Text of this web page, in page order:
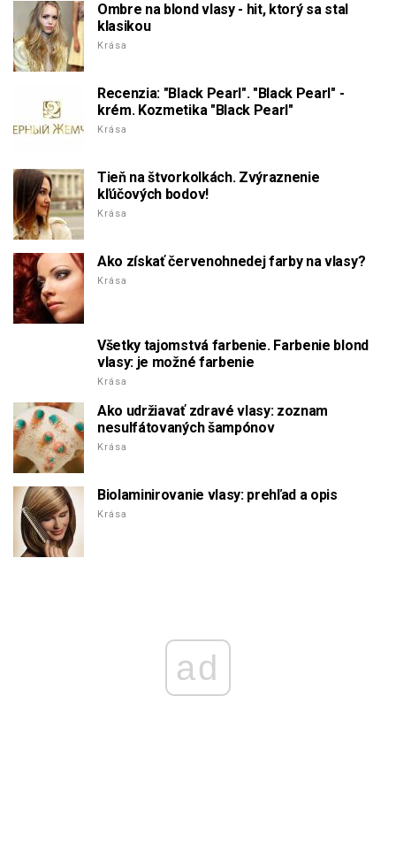
Ombre na blond vlasy - hit, ktorý sa stal
klasikou
Krása
Recenzia: "Black Pearl". "Black Pearl" -
krém. Kozmetika "Black Pearl"
Krása
Tieň na štvorkolkách. Zvýraznenie
kľúčových bodov!
Krása
Ako získať červenohnedej farby na vlasy?
Krása
Všetky tajomstvá farbenie. Farbenie blond
vlasy: je možné farbenie
Krása
Ako udržiavať zdravé vlasy: zoznam
nesulfátovaných šampónov
Krása
Biolaminirovanie vlasy: prehľad a opis
Krása
ad